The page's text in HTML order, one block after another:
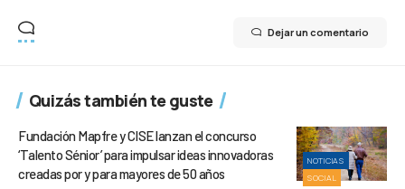
Dejar un comentario
Quizás también te guste
NOTICIAS
SOCIAL
Fundación Mapfre y CISE lanzan el concurso
‘Talento Sénior’ para impulsar ideas innovadoras
creadas por y para mayores de 50 años